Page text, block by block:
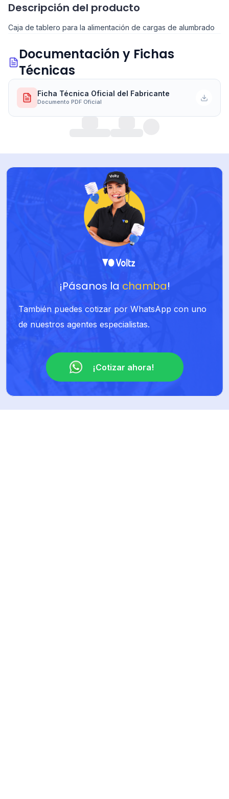
Descripción del producto
Caja de tablero para la alimentación de cargas de alumbrado
Documentación y Fichas
Técnicas
Ficha Técnica Oficial del Fabricante
Documento PDF Oficial
¡Pásanos la chamba!
También puedes cotizar por WhatsApp con uno
de nuestros agentes especialistas.
¡Cotizar ahora!